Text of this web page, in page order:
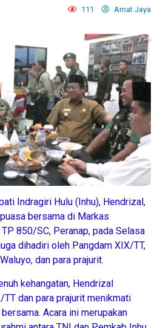
111 Amat Jaya
Indragiri Hulu (Inhu), Hendrizal,
bersama di Markas
850/SC, Peranap, pada Selasa
dihadiri oleh Pangdam XIX/TT,
dan para prajurit.
kehangatan, Hendrizal
dan para prajurit menikmati
Acara ini merupakan